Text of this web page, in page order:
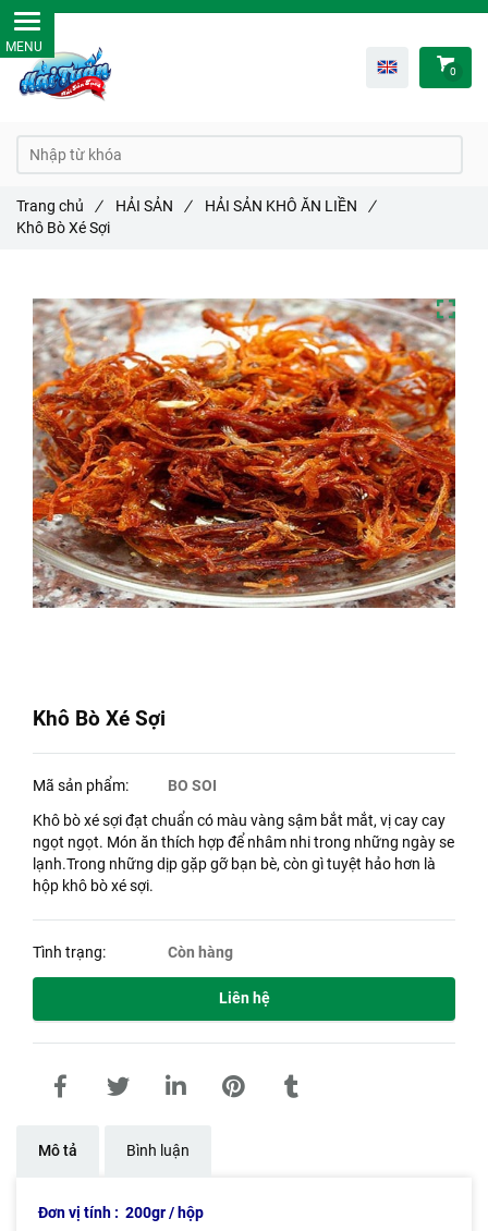
Khô Bò Xé Sợi
Mã sản phẩm:
BO SOI
Khô bò xé sợi đạt chuẩn có màu vàng sậm bắt mắt, vị cay cay
ngọt ngọt. Món ăn thích hợp để nhâm nhi trong những ngày se
lạnh.Trong những dịp gặp gỡ bạn bè, còn gì tuyệt hảo hơn là
hộp khô bò xé sợi.
Tình trạng: Còn hàng
Liên hệ
Mô tả Bình luận
Đơn vị tính : 200gr / hộp
Trang chủ / HẢI SẢN / HẢI SẢN KHÔ ĂN LIỀN
/
Khô Bò Xé Sợi
0